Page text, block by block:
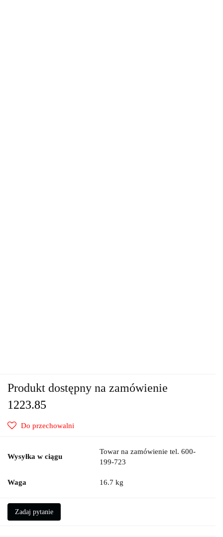
Produkt dostępny na zamówienie
1223.85
Do przechowalni
Wysyłka w ciągu
Towar na zamówienie tel. 600-
199-723
Waga 16.7 kg
Zadaj pytanie